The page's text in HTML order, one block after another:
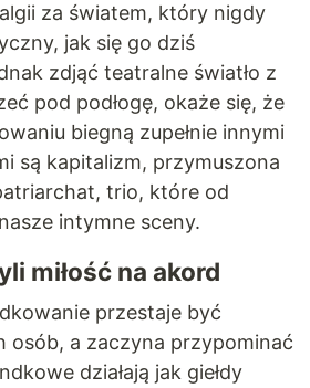
za światem, który nigdy
jak się go dziś
zdjąć teatralne światło z
pod podłogę, okaże się, że
biegną zupełnie innymi
są kapitalizm, przymuszona
trio, które od
intymne sceny.
miłość na akord
przestaje być
osób, a zaczyna przypominać
działają jak giełdy